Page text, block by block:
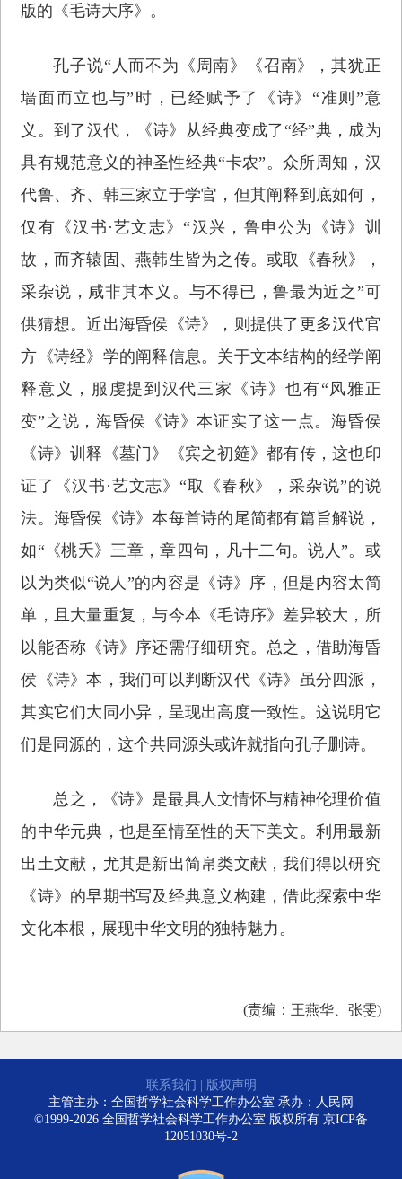
版的《毛诗大序》。
孔子说“人而不为《周南》《召南》，其犹正
墙面而立也与”时，已经赋予了《诗》“准则”意
义。到了汉代，《诗》从经典变成了“经”典，成为
具有规范意义的神圣性经典“卡农”。众所周知，汉
代鲁、齐、韩三家立于学官，但其阐释到底如何，
仅有《汉书·艺文志》“汉兴，鲁申公为《诗》训
故，而齐辕固、燕韩生皆为之传。或取《春秋》，
采杂说，咸非其本义。与不得已，鲁最为近之”可
供猜想。近出海昏侯《诗》，则提供了更多汉代官
方《诗经》学的阐释信息。关于文本结构的经学阐
释意义，服虔提到汉代三家《诗》也有“风雅正
变”之说，海昏侯《诗》本证实了这一点。海昏侯
《诗》训释《墓门》《宾之初筵》都有传，这也印
证了《汉书·艺文志》“取《春秋》，采杂说”的说
法。海昏侯《诗》本每首诗的尾简都有篇旨解说，
如“《桃夭》三章，章四句，凡十二句。说人”。或
以为类似“说人”的内容是《诗》序，但是内容太简
单，且大量重复，与今本《毛诗序》差异较大，所
以能否称《诗》序还需仔细研究。总之，借助海昏
侯《诗》本，我们可以判断汉代《诗》虽分四派，
其实它们大同小异，呈现出高度一致性。这说明它
们是同源的，这个共同源头或许就指向孔子删诗。
总之，《诗》是最具人文情怀与精神伦理价值
的中华元典，也是至情至性的天下美文。利用最新
出土文献，尤其是新出简帛类文献，我们得以研究
《诗》的早期书写及经典意义构建，借此探索中华
文化本根，展现中华文明的独特魅力。
(责编：王燕华、张雯)
联系我们
版权声明
主管主办：全国哲学社会科学工作办公室 承办：人民网
©1999-2026 全国哲学社会科学工作办公室 版权所有 京ICP备
12051030号-2